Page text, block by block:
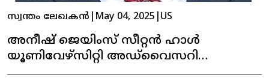
സ്വന്തം ലേഖകൻ May 04, 2025 US
അനീഷ് ജെയിംസ് സീറ്റൻ ഹാൾ
യൂണിവേഴ്‌സിറ്റി അഡ്‌വൈസറി
കൗൺസിലിലേക്ക് തിരഞ്ഞെടുക്കപ്പെട്ടു